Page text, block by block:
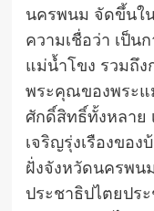
นครพนม จัดขึ้นใ
ความเชื่อว่า เป็น
แม่น้ำโขง รวมถึ
พระคุณของพระแ
ศักดิ์สิทธิ์ทั้งหลาย
เจริญรุ่งเรืองขอ
ฝั่งจังหวัดนครพน
ประชาธิปไตยปร